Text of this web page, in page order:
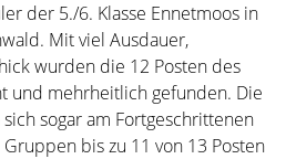
der 5./6. Klasse Ennetmoos in
Mit viel Ausdauer,
wurden die 12 Posten des
und mehrheitlich gefunden. Die
sogar am Fortgeschrittenen
bis zu 11 von 13 Posten